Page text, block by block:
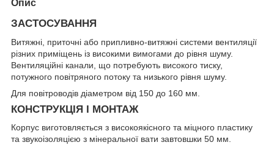
Опис
ЗАСТОСУВАННЯ
Витяжні, приточні або припливно-витяжні системи вентиляції
різних приміщень із високими вимогами до рівня шуму.
Вентиляційні канали, що потребують високого тиску,
потужного повітряного потоку та низького рівня шуму.
Для повітроводів діаметром від 150 до 160 мм.
КОНСТРУКЦІЯ І МОНТАЖ
Корпус виготовляється з високоякісного та міцного пластику
та звукоізоляцією з мінеральної вати завтовшки 50 мм.